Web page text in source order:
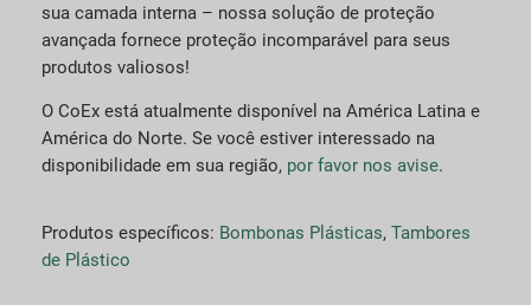
sua camada interna – nossa solução de proteção
avançada fornece proteção incomparável para seus
produtos valiosos!
O CoEx está atualmente disponível na América Latina e
América do Norte. Se você estiver interessado na
disponibilidade em sua região, por favor nos avise.
Produtos específicos: Bombonas Plásticas, Tambores
de Plástico